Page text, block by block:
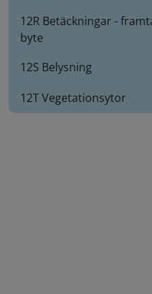
12R Betäckningar -
byte
12S Belysning
12T Vegetationsytor